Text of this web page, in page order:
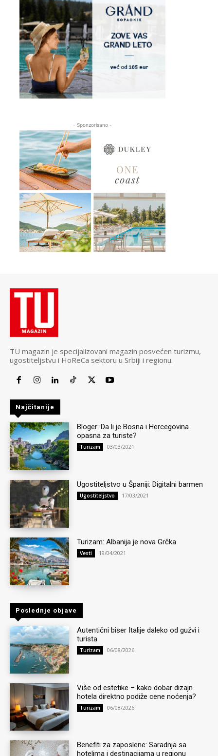
- Sponzorisano -
TU magazin je specijalizovani magazin posvećen turizmu,
ugostiteljstvu i HoReCa sektoru u Srbiji i regionu.
Najčitanije
Bloger: Da li je Bosna i Hercegovina
opasna za turiste?
Turizam 03/03/2021
Ugostiteljstvo u Španiji: Digitalni barmen
Ugostiteljstvo 17/03/2021
Turizam: Albanija je nova Grčka
Vesti 19/04/2021
Poslednje objave
Autentični biser Italije daleko od gužvi i
turista
Turizam 06/08/2026
Više od estetike – kako dobar dizajn
hotela direktno podiže cene noćenja?
Turizam 06/08/2026
Benefiti za zaposlene: Saradnja sa
hotelima i destinacijama u regionu